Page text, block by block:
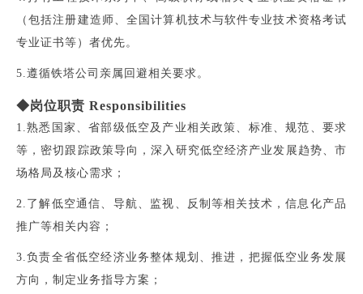
（包括注册建造师、全国计算机技术与软件专业技术资格考试
专业证书等）者优先。
5.遵循铁塔公司亲属回避相关要求。
◆岗位职责 Responsibilities
1.熟悉国家、省部级低空及产业相关政策、标准、规范、要求
等，密切跟踪政策导向，深入研究低空经济产业发展趋势、市
场格局及核心需求；
2.了解低空通信、导航、监视、反制等相关技术，信息化产品
推广等相关内容；
3.负责全省低空经济业务整体规划、推进，把握低空业务发展
方向，制定业务指导方案；